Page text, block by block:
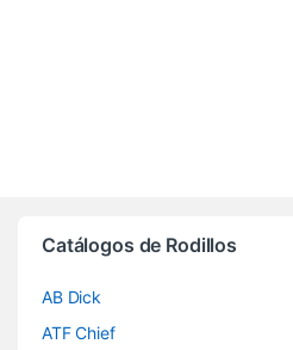
Catálogos de Rodillos
AB Dick
ATF Chief